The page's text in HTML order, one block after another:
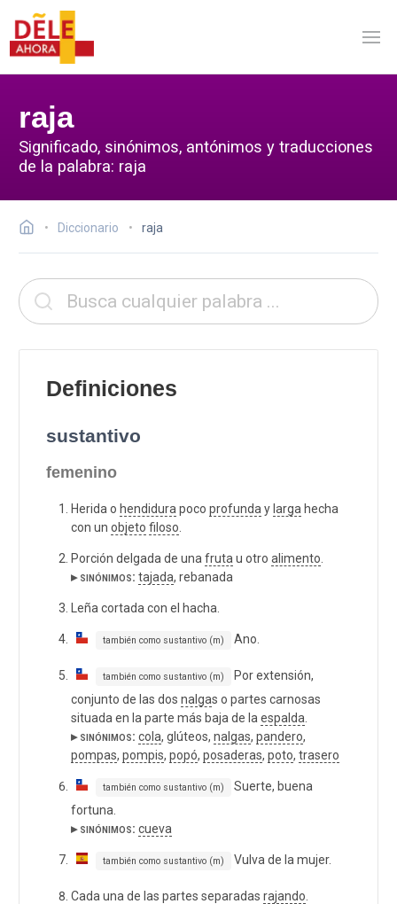
raja
Significado, sinónimos, antónimos y traducciones
de la palabra: raja
Diccionario raja
Definiciones
sustantivo
femenino
Herida o hendidura poco profunda y larga hecha
con un objeto filoso
Porción delgada de una fruta u otro alimento
▸ sinónimos: tajada, rebanada
Leña cortada con el hacha.
también como sustantivo (m) Ano.
también como sustantivo (m)
Por extensión,
conjunto de las dos nalgas o partes carnosas
situada en la parte más baja de la espalda
▸ sinónimos: cola, glúteos, nalgas, pandero,
pompas, pompis, popó, posaderas, poto, trasero
también como sustantivo (m)
Suerte, buena
fortuna.
▸ sinónimos: cueva
también como sustantivo (m) Vulva de la mujer.
Cada una de las partes separadas rajando